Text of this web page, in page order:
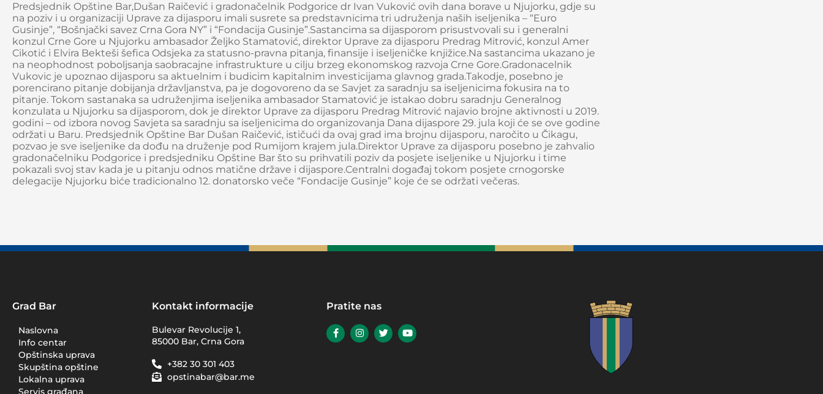
Predsjednik Opštine Bar,Dušan Raičević i gradonačelnik Podgorice dr Ivan Vuković ovih dana borave u Njujorku, gdje su
na poziv i u organizaciji Uprave za dijasporu imali susrete sa predstavnicima tri udruženja naših iseljenika – “Euro
Gusinje”, “Bošnjački savez Crna Gora NY” i “Fondacija Gusinje”.Sastancima sa dijasporom prisustvovali su i generalni
konzul Crne Gore u Njujorku ambasador Željko Stamatović, direktor Uprave za dijasporu Predrag Mitrović, konzul Amer
Cikotić i Elvira Bekteši šefica Odsjeka za statusno-pravna pitanja, finansije i iseljeničke knjižice.Na sastancima ukazano je
na neophodnost poboljsanja saobracajne infrastrukture u cilju brzeg ekonomskog razvoja Crne Gore.Gradonacelnik
Vukovic je upoznao dijasporu sa aktuelnim i budicim kapitalnim investicijama glavnog grada.Takodje, posebno je
porencirano pitanje dobijanja državljanstva, pa je dogovoreno da se Savjet za saradnju sa iseljenicima fokusira na to
pitanje. Tokom sastanaka sa udruženjima iseljenika ambasador Stamatović je istakao dobru saradnju Generalnog
konzulata u Njujorku sa dijasporom, dok je direktor Uprave za dijasporu Predrag Mitrović najavio brojne aktivnosti u 2019.
godini – od izbora novog Savjeta sa saradnju sa iseljenicima do organizovanja Dana dijaspore 29. jula koji će se ove godine
održati u Baru. Predsjednik Opštine Bar Dušan Raičević, ističući da ovaj grad ima brojnu dijasporu, naročito u Čikagu,
pozvao je sve iseljenike da dođu na druženje pod Rumijom krajem jula.Direktor Uprave za dijasporu posebno je zahvalio
gradonačelniku Podgorice i predsjedniku Opštine Bar što su prihvatili poziv da posjete iseljenike u Njujorku i time
pokazali svoj stav kada je u pitanju odnos matične države i dijaspore.Centralni događaj tokom posjete crnogorske
delegacije Njujorku biće tradicionalno 12. donatorsko veče “Fondacije Gusinje” koje će se održati večeras.
Grad Bar
Naslovna
Info centar
Opštinska uprava
Skupština opštine
Lokalna uprava
Servis građana
Kontakt informacije
Bulevar Revolucije 1,
85000 Bar, Crna Gora
+382 30 301 403
opstinabar@bar.me
Pratite nas